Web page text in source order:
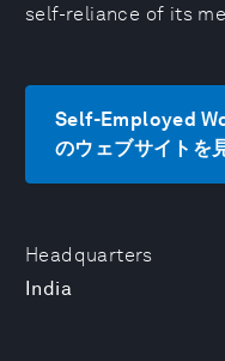
Headquarters
India
self-reliance of its
Self-Employed
のウェブサイトを